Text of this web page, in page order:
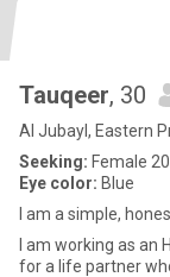
Tauqeer, 30
Al Jubayl, Eastern
Seeking: Female
Eye color: Blue
I am a simple,
I am working as an
for a life partner